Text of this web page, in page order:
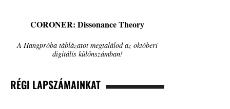
CORONER: Dissonance Theory
A Hangpróba táblázatot megtalálod az októberi
digitális különszámban!
RÉGI LAPSZÁMAINKAT